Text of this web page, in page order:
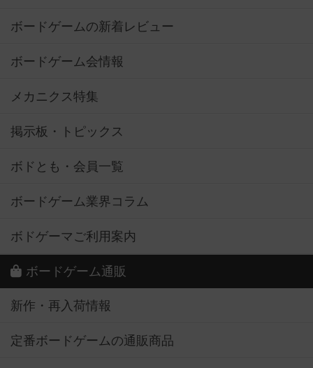
ボードゲームの新着レビュー
ボードゲーム会情報
メカニクス特集
掲示板・トピックス
ボドとも・会員一覧
ボードゲーム業界コラム
ボドゲーマご利用案内
ボードゲーム通販
新作・再入荷情報
定番ボードゲームの通販商品